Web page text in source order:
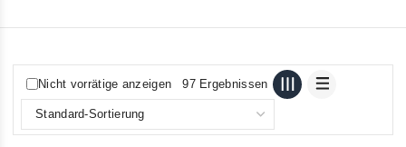
Nicht vorrätige anzeigen 97 Ergebnissen